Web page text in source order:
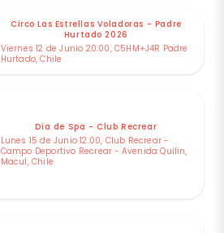
Circo Las Estrellas Voladoras - Padre
Hurtado 2026
Viernes 12 de Junio 20:00, C5HM+J4R Padre
Hurtado, Chile
Dia de Spa - Club Recrear
Lunes 15 de Junio 12:00, Club Recrear -
Campo Deportivo Recrear - Avenida Quilin,
Macul, Chile